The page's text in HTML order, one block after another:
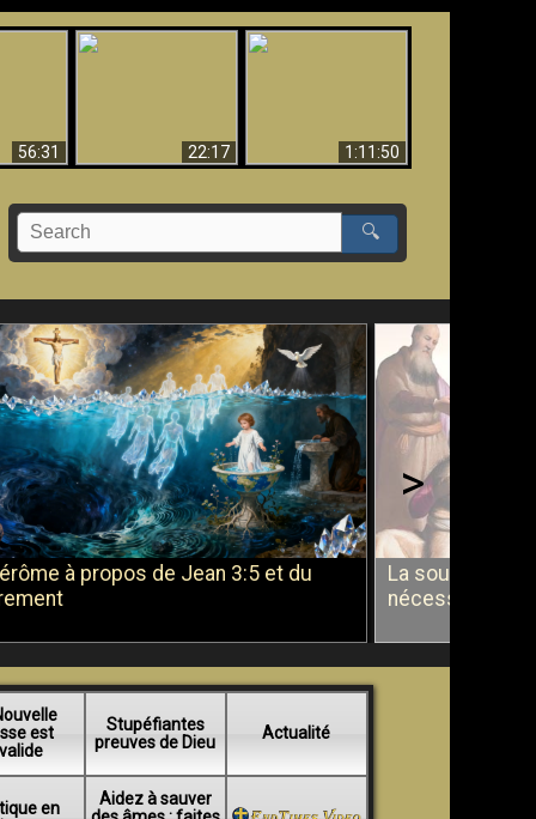
56:31 22:17
1:11:50
🔍
à propos de Jean 3:5 et du
La soumission
nécessité du
>
est
Stupéfiantes
preuves de Dieu
Actualité
en
Aidez à sauver